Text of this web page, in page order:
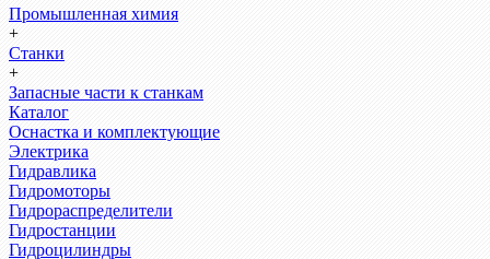
Промышленная химия
+
Станки
+
Запасные части к станкам
Каталог
Оснастка и комплектующие
Электрика
Гидравлика
Гидромоторы
Гидрораспределители
Гидростанции
Гидроцилиндры